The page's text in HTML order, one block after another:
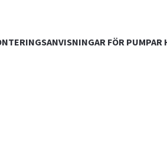
FÖR PUMPAR